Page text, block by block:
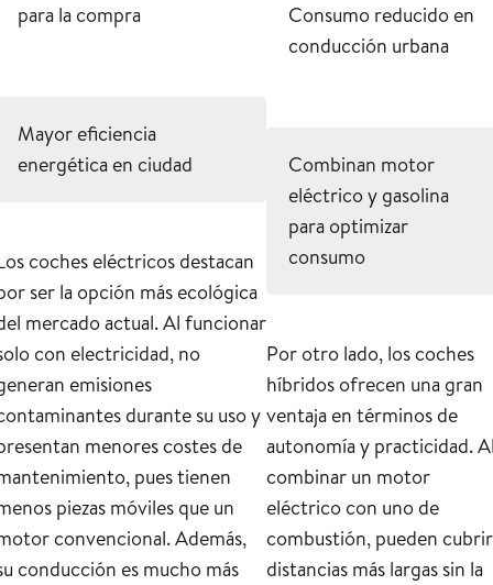
para la compra
Mayor eficiencia
energética en ciudad
coches eléctricos destacan
ser la opción más ecológica
mercado actual. Al funcionar
con electricidad, no
emisiones
durante su uso y
menores costes de
pues tienen
piezas móviles que un
convencional. Además,
conducción es mucho más
Consumo reducido en
conducción urbana
Combinan motor
eléctrico y gasolina
para optimizar
consumo
Por otro lado, los coches
híbridos ofrecen una gran
ventaja en términos de
autonomía y practicidad.
combinar un motor
eléctrico con uno de
combustión, pueden cubrir
distancias más largas sin la